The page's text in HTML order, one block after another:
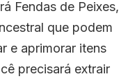
Fendas de Peixes,
que podem
e aprimorar itens
precisará extrair